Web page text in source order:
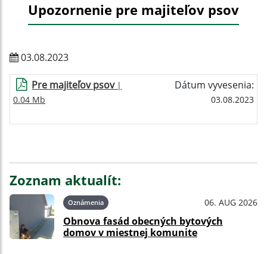
Upozornenie pre majiteľov psov
03.08.2023
Pre majiteľov psov|
0.04 Mb
Dátum vyvesenia:
03.08.2023
Zoznam aktualít:
Oznámenia 06. AUG 2026
Obnova fasád obecných bytových
domov v miestnej komunite